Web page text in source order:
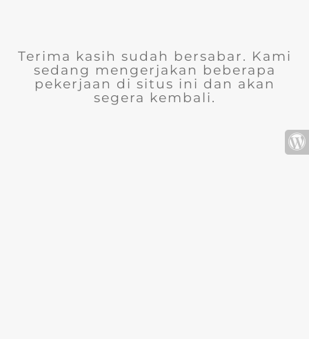
Terima kasih sudah bersabar. Kami
sedang mengerjakan beberapa
pekerjaan di situs ini dan akan
segera kembali.